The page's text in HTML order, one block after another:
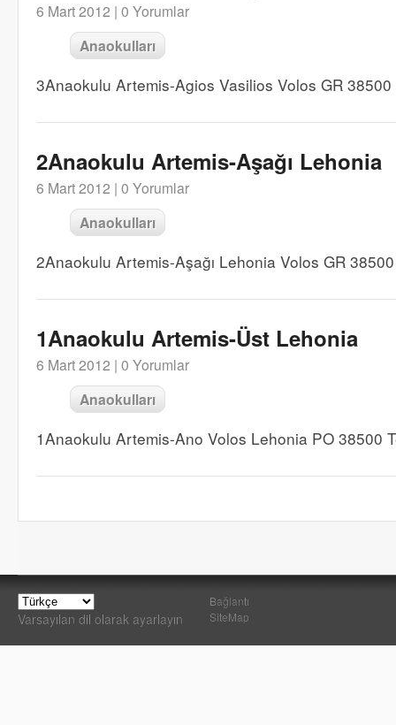
6 Mart 2012 | 0 Yorumlar
Anaokulları
3Anaokulu Artemis-Agios Vasilios Volos GR
2Anaokulu Artemis-Aşağı Lehonia
6 Mart 2012 | 0 Yorumlar
Anaokulları
2Anaokulu Artemis-Aşağı Lehonia Volos GR
1Anaokulu Artemis-Üst Lehonia
6 Mart 2012 | 0 Yorumlar
Anaokulları
1Anaokulu Artemis-Ano Volos Lehonia PO 38500
Varsayılan dil olarak ayarlayın
Bağlantı
SiteMap